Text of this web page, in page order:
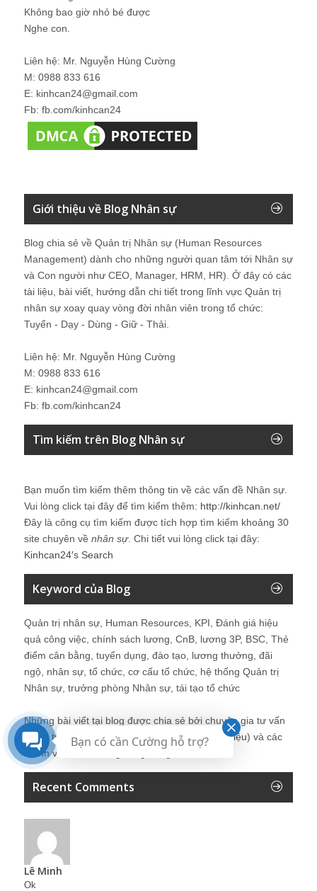
Không bao giờ nhỏ bé được
Nghe con.
Liên hệ: Mr. Nguyễn Hùng Cường
M: 0988 833 616
E: kinhcan24@gmail.com
Fb: fb.com/kinhcan24
Giới thiệu về Blog Nhân sự
Blog chia sẻ về Quản trị Nhân sự (Human Resources
Management) dành cho những người quan tâm tới Nhân sự
và Con người như CEO, Manager, HRM, HR). Ở đây có các
tài liệu, bài viết, hướng dẫn chi tiết trong lĩnh vực Quản trị
nhân sự xoay quay vòng đời nhân viên trong tổ chức:
Tuyển - Dạy - Dùng - Giữ - Thải.
Liên hệ: Mr. Nguyễn Hùng Cường
M: 0988 833 616
E: kinhcan24@gmail.com
Fb: fb.com/kinhcan24
Tìm kiếm trên Blog Nhân sự
Bạn muốn tìm kiếm thêm thông tin về các vấn đề Nhân sự
Vui lòng click tại đây để tìm kiếm thêm: http://kinhcan.net/
Đây là công cụ tìm kiếm được tích hợp tìm kiếm khoảng 30
site chuyên về nhân sự. Chi tiết vui lòng click tại đây:
Kinhcan24′s Search
Keyword của Blog
Quản trị nhân sự, Human Resources, KPI, Đánh giá hiệu
quả công việc, chính sách lương, CnB, lương 3P, BSC, Thẻ
điểm cân bằng, tuyển dụng, đào tạo, lương thưởng, đãi
ngộ, nhân sự, tổ chức, cơ cấu tổ chức, hệ thống Quản trị
Nhân sự, trưởng phòng Nhân sự, tái tạo tổ chức
Những bài viết tại blog được chia sẻ bởi chuyên gia tư vấn
Quản trị Nhân sự Nguyễn Hùng Cường (giới thiệu) và các
thành viên khác trong cộng đồng Nhân sự.
Recent Comments
Lê Minh
Ok
Bạn có cần Cường hỗ trợ?